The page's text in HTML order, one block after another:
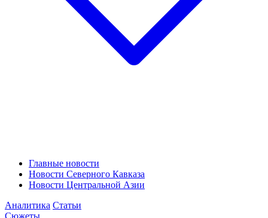
Главные новости
Новости Северного Кавказа
Новости Центральной Азии
Аналитика Статьи
Сюжеты